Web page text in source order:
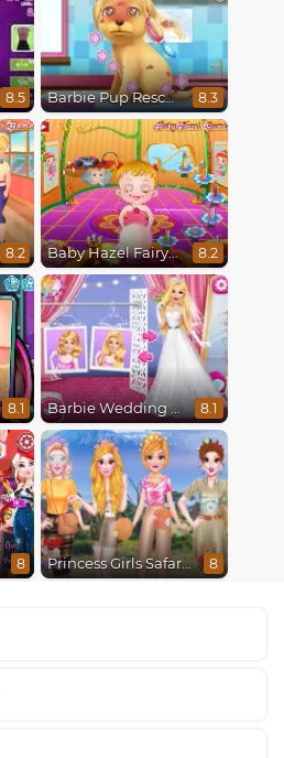
8.5 Barbie Pup Rescue 8.3
8.2 Baby Hazel Fairyland Ballet 8.2
8.1 Barbie Wedding Fun 8.1
8 Princess Girls Safari Trip 8